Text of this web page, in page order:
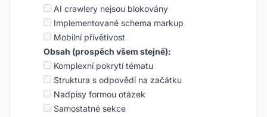
AI crawlery nejsou blokovány
Implementované schema markup
Mobilní přívětivost
Obsah (prospěch všem stejně):
Komplexní pokrytí tématu
Struktura s odpovědí na začátku
Nadpisy formou otázek
Samostatné sekce